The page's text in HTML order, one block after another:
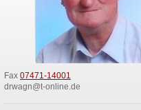
Fax 07471-14001
drwagn@t-online.de